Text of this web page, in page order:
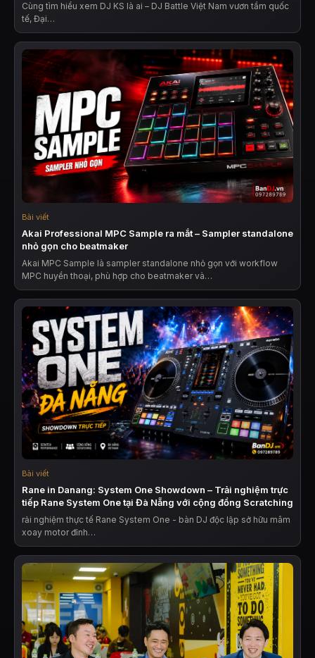
Cùng tìm hiểu xem DJ KS là ai – DJ Battle Việt Nam vươn tầm quốc
tế, Đại…
Bài viết
Akai Professional MPC Sample ra mắt – Sampler standalone
nhỏ gọn cho beatmaker
Akai MPC Sample là sampler standalone nhỏ gọn với workflow
MPC huyền thoại, phù hợp cho beatmaker và…
Bài viết
Rane in Danang: System One Showdown – Trải nghiệm trực
tiếp Rane System One tại Đà Nẵng với cộng đồng Scratching
rải nghiệm thực tế Rane System One - bàn DJ độc lập sở hữu mâm
xoay motor đỉnh…